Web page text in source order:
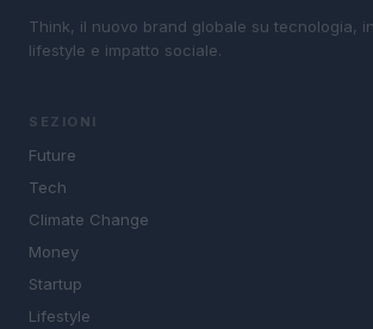
Think, il nuovo brand globale su tecnologia,
lifestyle e impatto sociale.
SEZIONI
Future
Tech
Climate Change
Money
Startup
Lifestyle